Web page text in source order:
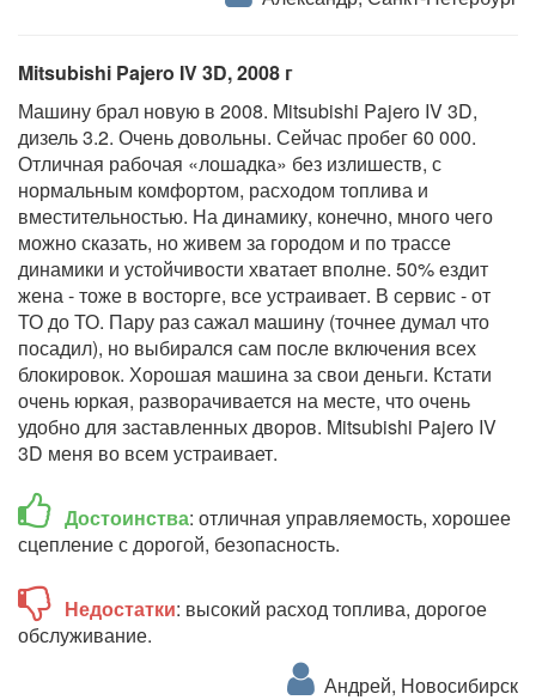
Mitsubishi Pajero IV 3D, 2008 г
Машину брал новую в 2008. Mitsubishi Pajero IV 3D,
дизель 3.2. Очень довольны. Сейчас пробег 60 000.
Отличная рабочая «лошадка» без излишеств, с
нормальным комфортом, расходом топлива и
вместительностью. На динамику, конечно, много чего
можно сказать, но живем за городом и по трассе
динамики и устойчивости хватает вполне. 50% ездит
жена - тоже в восторге, все устраивает. В сервис - от
ТО до ТО. Пару раз сажал машину (точнее думал что
посадил), но выбирался сам после включения всех
блокировок. Хорошая машина за свои деньги. Кстати
очень юркая, разворачивается на месте, что очень
удобно для заставленных дворов. Mitsubishi Pajero IV
3D меня во всем устраивает.
Достоинства: отличная управляемость, хорошее
сцепление с дорогой, безопасность.
Недостатки: высокий расход топлива, дорогое
обслуживание.
Андрей, Новосибирск